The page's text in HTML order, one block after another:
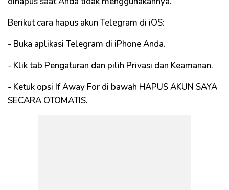
Berikut cara hapus akun Telegram di iOS:
- Buka aplikasi Telegram di iPhone Anda.
- Klik tab Pengaturan dan pilih Privasi dan Keamanan.
- Ketuk opsi If Away For di bawah HAPUS AKUN SAYA
SECARA OTOMATIS.